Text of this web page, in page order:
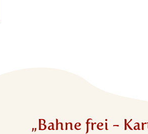
„Bahne frei -